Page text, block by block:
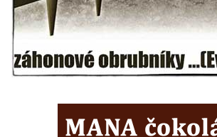
Konětopech
Výklenková kaple u silnice jižně od Hřivic
Kostel svatého Jakuba ve Hřivicích
Kaple svatého Vavřince na návsi v
Jimlíně